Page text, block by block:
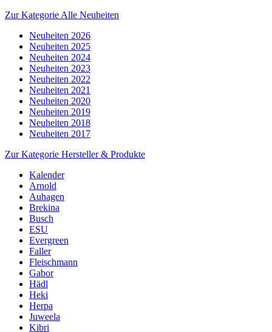
Zur Kategorie Alle Neuheiten
Neuheiten 2026
Neuheiten 2025
Neuheiten 2024
Neuheiten 2023
Neuheiten 2022
Neuheiten 2021
Neuheiten 2020
Neuheiten 2019
Neuheiten 2018
Neuheiten 2017
Zur Kategorie Hersteller & Produkte
Kalender
Arnold
Auhagen
Brekina
Busch
ESU
Evergreen
Faller
Fleischmann
Gabor
Hädl
Heki
Herpa
Juweela
Kibri